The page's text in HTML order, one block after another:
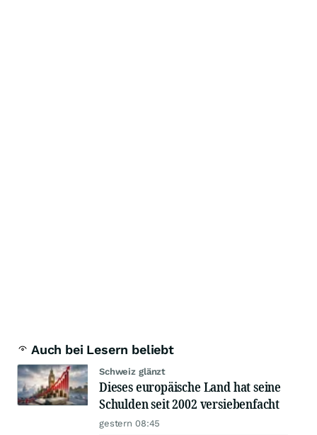
Auch bei Lesern beliebt
Schweiz glänzt
Dieses europäische Land hat seine
Schulden seit 2002 versiebenfacht
gestern 08:45